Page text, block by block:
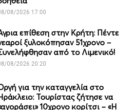
08/2026 17:00
επίθεση στην Κρήτη: Πέντε
ξυλοκόπησαν 51χρονο –
από το Λιμενικό!
08/2026 20:20
για την καταγγελία στο
Τουρίστας ζήτησε να
10χρονο κορίτσι – «Η